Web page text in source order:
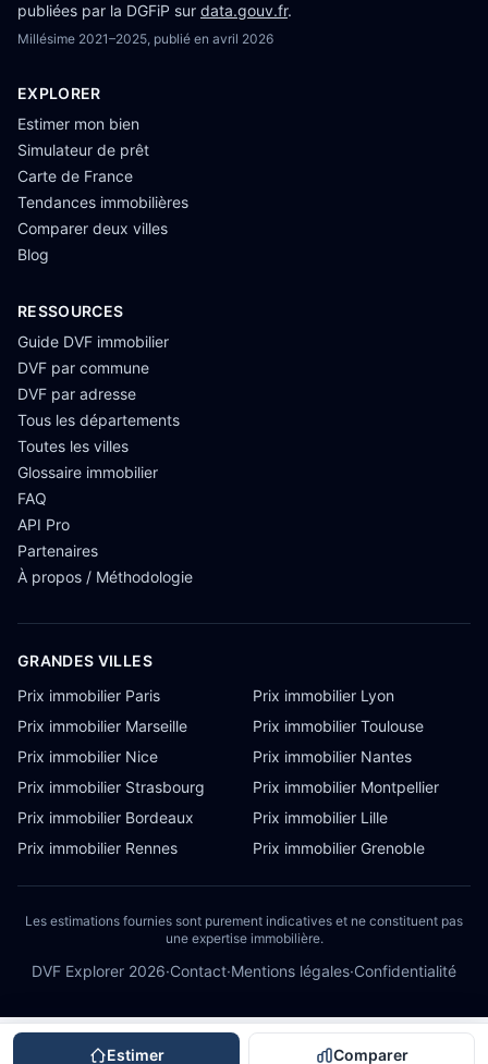
Estimer Comparer
publiées par la DGFiP sur data.gouv.fr.
Millésime 2021–2025, publié en avril 2026
EXPLORER
Estimer mon bien
Simulateur de prêt
Carte de France
Tendances immobilières
Comparer deux villes
Blog
RESSOURCES
Guide DVF immobilier
DVF par commune
DVF par adresse
Tous les départements
Toutes les villes
Glossaire immobilier
FAQ
API Pro
Partenaires
À propos / Méthodologie
GRANDES VILLES
Prix immobilier Paris
Prix immobilier Lyon
Prix immobilier Marseille
Prix immobilier Toulouse
Prix immobilier Nice
Prix immobilier Nantes
Prix immobilier Strasbourg
Prix immobilier Montpellier
Prix immobilier Bordeaux
Prix immobilier Lille
Prix immobilier Rennes
Prix immobilier Grenoble
Les estimations fournies sont purement indicatives et ne constituent pas
une expertise immobilière.
DVF Explorer 2026·Contact·Mentions légales·Confidentialité